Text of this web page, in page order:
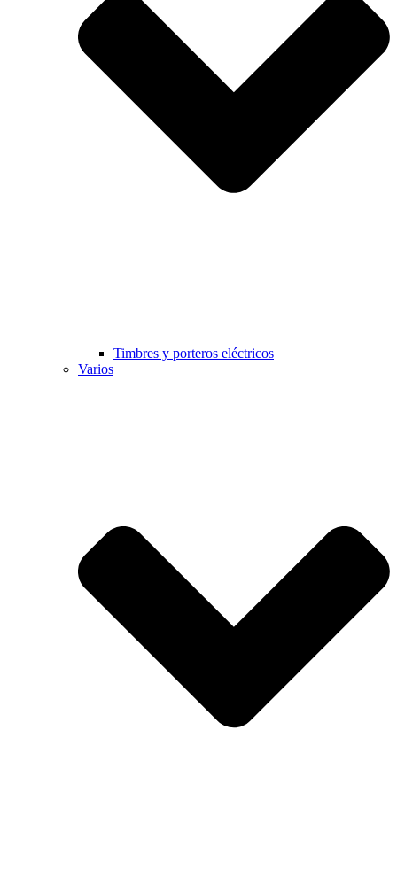
Timbres y porteros eléctricos
Varios